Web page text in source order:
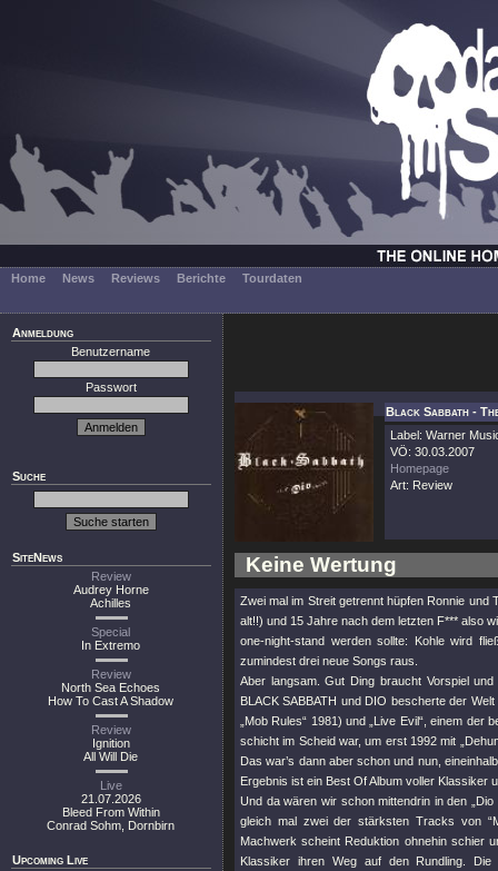
Home News Reviews Berichte Tourdaten
Anmeldung
Benutzername
Passwort
Suche
SiteNews
Review
Audrey Horne
Achilles
Special
In Extremo
Review
North Sea Echoes
How To Cast A Shadow
Review
Ignition
All Will Die
Live
21.07.2026
Bleed From Within
Conrad Sohm, Dornbirn
Upcoming Live
Black Sabbath -
Label: Warner
VÖ: 30.03.2007
Homepage
Art: Review
Keine Wertung
Zwei mal im Streit getrennt hüpfen Ronnie
alt!!) und 15 Jahre nach dem letzten F*** also
one-night-stand werden sollte: Kohle wird
zumindest drei neue Songs raus.
Aber langsam. Gut Ding braucht Vorspiel
BLACK SABBATH und DIO bescherte der
„Mob Rules“ 1981) und „Live Evil“, einem
schicht im Scheid war, um erst 1992 mit
Das war’s dann aber schon und nun,
Ergebnis ist ein Best Of Album voller Klassiker
Und da wären wir schon mittendrin in den
gleich mal zwei der stärksten Tracks von
Machwerk scheint Reduktion ohnehin schier
Klassiker ihren Weg auf den Rundling.